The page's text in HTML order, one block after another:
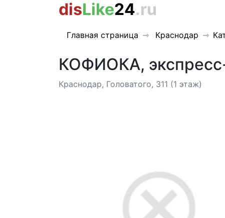
disLike24.ru
Главная страница Краснодар
КОФИОКА,
Краснодар, Головатого, 311 (1 этаж)